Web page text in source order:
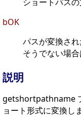
ショートパス
bOK
パスが変換さ
そうでない場合
説明
getshortpathname
ョート形式に変換し